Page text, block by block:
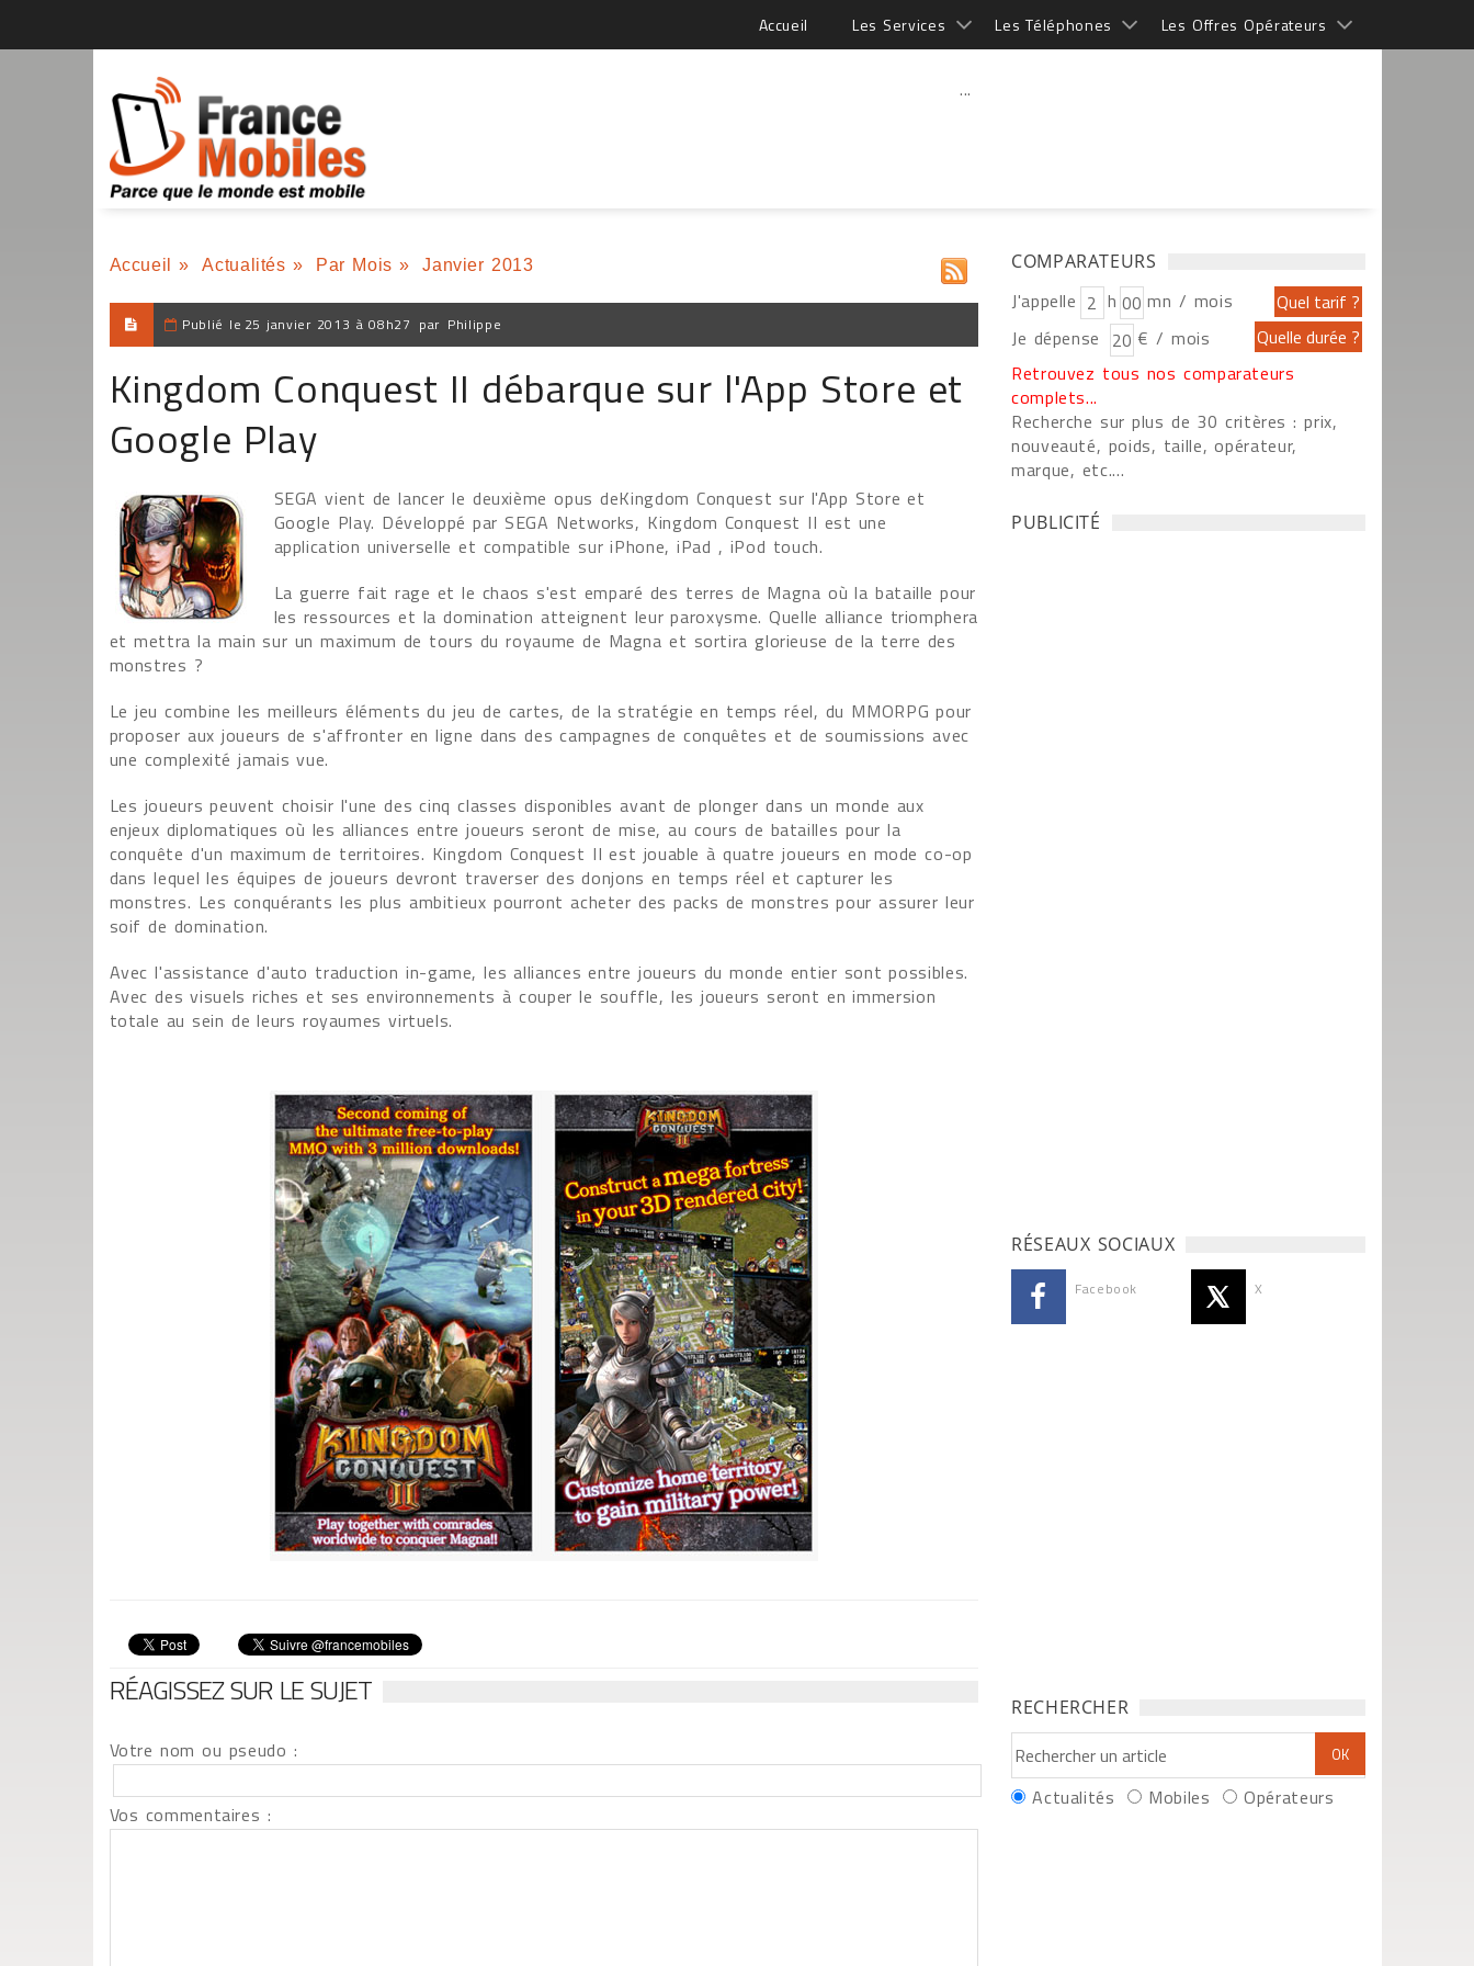
Accueil Les Services Les Téléphones Les Offres Opérateurs
...
Accueil » Actualités » Par Mois » Janvier 2013
Publié le 25 janvier 2013 à 08h27 par Philippe
Kingdom Conquest II débarque sur l'App Store et
Google Play
SEGA vient de lancer le deuxième opus deKingdom Conquest sur l'App Store et
Google Play. Développé par SEGA Networks, Kingdom Conquest II est une
application universelle et compatible sur iPhone, iPad , iPod touch.
La guerre fait rage et le chaos s'est emparé des terres de Magna où la bataille pour
les ressources et la domination atteignent leur paroxysme. Quelle alliance triomphera
et mettra la main sur un maximum de tours du royaume de Magna et sortira glorieuse de la terre des
monstres ?
Le jeu combine les meilleurs éléments du jeu de cartes, de la stratégie en temps réel, du MMORPG pour
proposer aux joueurs de s'affronter en ligne dans des campagnes de conquêtes et de soumissions avec
une complexité jamais vue.
Les joueurs peuvent choisir l'une des cinq classes disponibles avant de plonger dans un monde aux
enjeux diplomatiques où les alliances entre joueurs seront de mise, au cours de batailles pour la
conquête d'un maximum de territoires. Kingdom Conquest II est jouable à quatre joueurs en mode co-op
dans lequel les équipes de joueurs devront traverser des donjons en temps réel et capturer les
monstres. Les conquérants les plus ambitieux pourront acheter des packs de monstres pour assurer leur
soif de domination.
Avec l'assistance d'auto traduction in-game, les alliances entre joueurs du monde entier sont possibles.
Avec des visuels riches et ses environnements à couper le souffle, les joueurs seront en immersion
totale au sein de leurs royaumes virtuels.
RÉAGISSEZ SUR LE SUJET
Votre nom ou pseudo :
Vos commentaires :
COMPARATEURS
J'appelle h
mn / mois
Je dépense
€ / mois
Retrouvez tous nos comparateurs
complets...
Recherche sur plus de 30 critères : prix,
nouveauté, poids, taille, opérateur,
marque, etc....
PUBLICITÉ
RÉSEAUX SOCIAUX
Facebook X
RECHERCHER
Actualités Mobiles Opérateurs